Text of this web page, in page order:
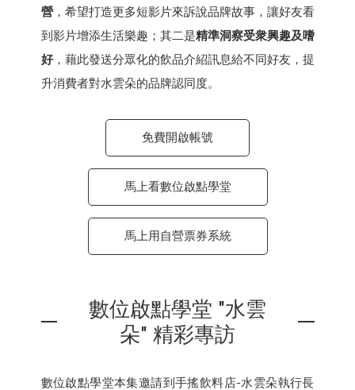
營，希望打造更多短影片來訴說品牌故事，讓好友看
到影片增添生活樂趣；其二是精準洞察受衆興趣及嗜
好，藉此發送分眾化的飲品介紹訊息給不同好友，提
升消費者對水雲朵的品牌認同度。
免費開啟帳號
馬上看數位啟點學堂
馬上用自營票券系統
數位啟點學堂 "水雲
朵" 精彩專訪
數位啟點學堂本集邀請到手搖飲料店-水雲朵執行長